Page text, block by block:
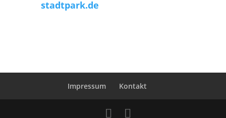
stadtpark.de
Impressum Kontakt